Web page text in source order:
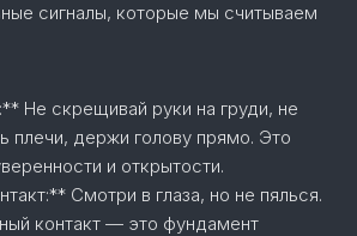
сигналы, которые мы считываем
Не скрещивай руки на груди, не
плечи, держи голову прямо. Это
и открытости.
Смотри в глаза, но не пялься.
контакт — это фундамент